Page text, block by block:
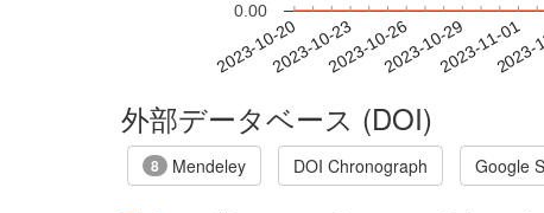
2023-10-202023-10-232023-10-262023-10-292023-11-01
0.00
外部データベース (DOI)
8 Mendeley DOI Chronograph Google